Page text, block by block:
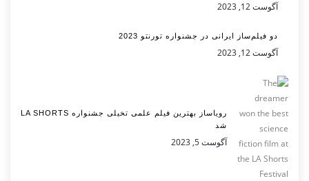
آگوست 12, 2023
دو فیلم‌ساز ایرانی در جشنواره تورنتو 2023
آگوست 12, 2023
رویاساز بهترین فیلم علمی تخیلی جشنواره LA SHORTS
شد
آگوست 5, 2023